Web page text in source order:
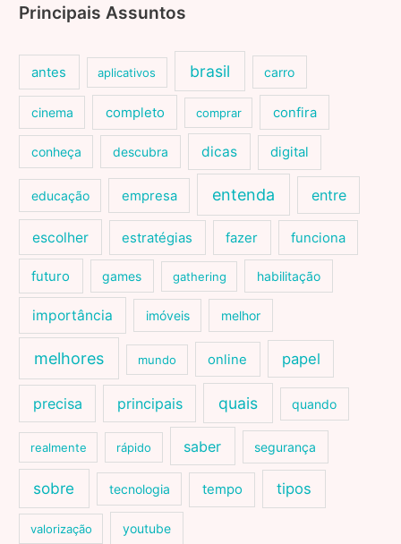
Principais Assuntos
antes aplicativos brasil carro
cinema completo comprar confira
conheça descubra dicas digital
educação empresa entenda entre
escolher estratégias fazer funciona
futuro games gathering habilitação
importância imóveis melhor
melhores mundo online papel
precisa principais quais quando
realmente rápido saber segurança
sobre tecnologia tempo tipos
valorização youtube